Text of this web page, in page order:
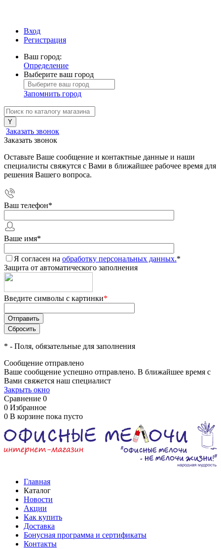
Вход
Регистрация
Ваш город:
Определение
Выберите ваш город
Запомнить город
Заказать звонок
Заказать звонок
Оставьте Ваше сообщение и контактные данные и наши
специалисты свяжутся с Вами в ближайшее рабочее время для
решения Вашего вопроса.
Ваш телефон*
Ваше имя*
Я согласен на обработку персональных данных.*
Защита от автоматического заполнения
Введите символы с картинки*
* - Поля, обязательные для заполнения
Сообщение отправлено
Ваше сообщение успешно отправлено. В ближайшее время с
Вами свяжется наш специалист
Закрыть окно
Сравнение 0
0 Избранное
0 В корзине пока пусто
Главная
Каталог
Новости
Акции
Как купить
Доставка
Бонусная программа и сертификаты
Контакты